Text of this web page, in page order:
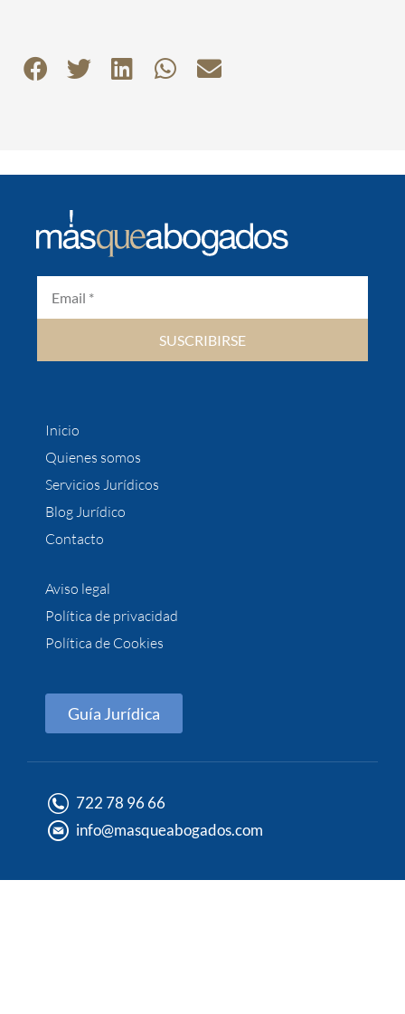
SUSCRIBIRSE
Inicio
Quienes somos
Servicios Jurídicos
Blog Jurídico
Contacto
Aviso legal
Política de privacidad
Política de Cookies
Guía Jurídica
722 78 96 66
info@masqueabogados.com